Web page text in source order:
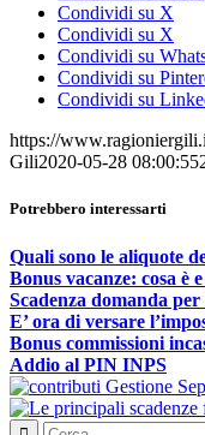
Condividi su X
Condividi su X
Condividi su
Condividi su
Condividi su
https://
Gili2020-05-28 08:00:55
Potrebbero interessarti
Quali sono le aliquote
Bonus vacanze: cosa è
Scadenza domanda
E’ ora di versare
Bonus commissioni
Addio al PIN INPS